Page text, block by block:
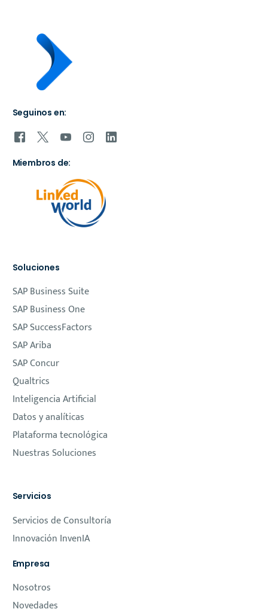
Seguinos en:
Miembros de:
Soluciones
SAP Business Suite
SAP Business One
SAP SuccessFactors
SAP Ariba
SAP Concur
Qualtrics
Inteligencia Artificial
Datos y analíticas
Plataforma tecnológica
Nuestras Soluciones
Servicios
Servicios de Consultoría
Innovación InvenIA
Empresa
Nosotros
Novedades